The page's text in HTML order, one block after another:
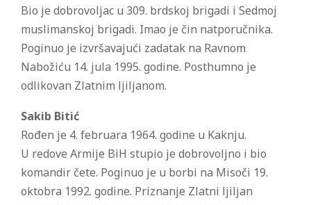
Bio je dobrovoljac u 309. brdskoj brigadi i Sedmoj
muslimanskoj brigadi. Imao je čin natporučnika.
Poginuo je izvršavajući zadatak na Ravnom
Nabožiću 14. jula 1995. godine. Posthumno je
odlikovan Zlatnim ljiljanom.
Sakib Bitić
Rođen je 4. februara 1964. godine u Kaknju.
U redove Armije BiH stupio je dobrovoljno i bio
komandir čete. Poginuo je u borbi na Misoči 19.
oktobra 1992. godine. Priznanje Zlatni ljiljan